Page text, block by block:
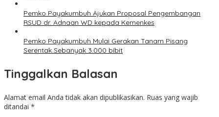
Pemko Payakumbuh Ajukan Proposal Pengembangan
RSUD dr. Adnaan WD kepada Kemenkes
Pemko Payakumbuh Mulai Gerakan Tanam Pisang
Serentak Sebanyak 3.000 bibit
Tinggalkan Balasan
Alamat email Anda tidak akan dipublikasikan. Ruas yang wajib
ditandai *